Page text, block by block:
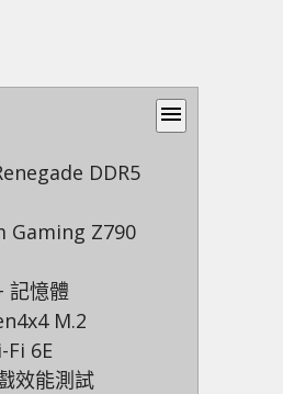
menu
DDR5
Gaming Z790
記憶體
M.2
Fi 6E
效能測試